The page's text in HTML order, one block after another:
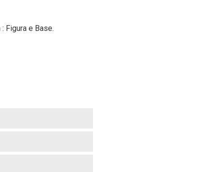
Figura e Base.